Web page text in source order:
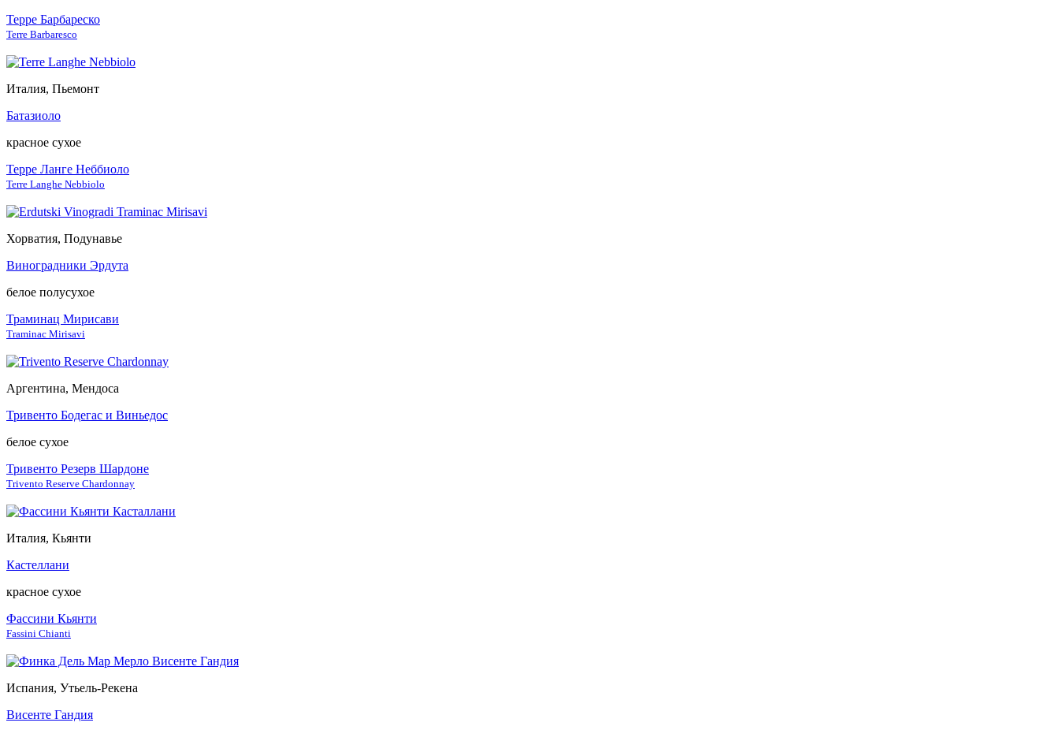
Терре Барбареско
Terre Barbaresco
Италия, Пьемонт
Батазиоло
красное сухое
Терре Ланге Неббиоло
Terre Langhe Nebbiolo
Хорватия, Подунавье
Виноградники Эрдута
белое полусухое
Траминац Мирисави
Traminac Mirisavi
Аргентина, Мендоса
Тривенто Бодегас и Виньедос
белое сухое
Тривенто Резерв Шардоне
Trivento Reserve Chardonnay
Италия, Кьянти
Кастеллани
красное сухое
Фассини Кьянти
Fassini Chianti
Испания, Утьель-Рекена
Висенте Гандия